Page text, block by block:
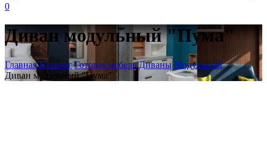
0
Диван модульный "Пума"
Главная Каталог Готовая мебель Диваны Модульный
Диван модульный "Пума"